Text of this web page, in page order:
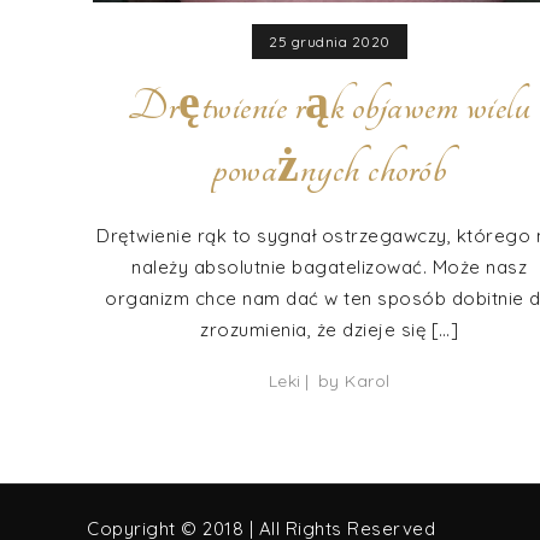
25 grudnia 2020
Drętwienie rąk objawem wielu
poważnych chorób
Drętwienie rąk to sygnał ostrzegawczy, którego
należy absolutnie bagatelizować. Może nasz
organizm chce nam dać w ten sposób dobitnie
zrozumienia, że dzieje się […]
Leki by Karol
Copyright © 2018 | All Rights Reserved